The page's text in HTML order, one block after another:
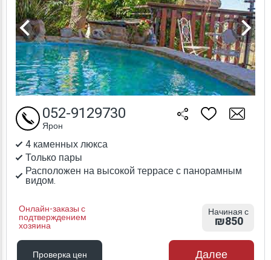
4 каменных люкса
Только пары
Расположен на высокой террасе с панорамным
видом.
Онлайн-заказы с
подтверждением
хозяина
052-9129730
Ярон
Начиная с
₪850
Проверка цен Далее